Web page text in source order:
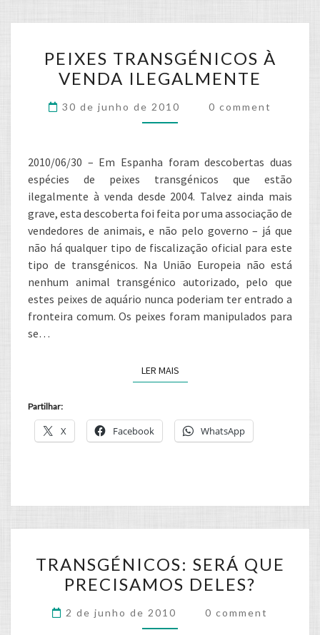
TRANSGÉNICOS
À
VENDA
ILEGALMENTE
PEIXES TRANSGÉNICOS À
VENDA ILEGALMENTE
30 de junho de 2010 Comments
0 comment
2010/06/30 – Em Espanha foram descobertas duas
espécies de peixes transgénicos que estão
ilegalmente à venda desde 2004. Talvez ainda mais
grave, esta descoberta foi feita por uma associação de
vendedores de animais, e não pelo governo – já que
não há qualquer tipo de fiscalização oficial para este
tipo de transgénicos. Na União Europeia não está
nenhum animal transgénico autorizado, pelo que
estes peixes de aquário nunca poderiam ter entrado a
fronteira comum. Os peixes foram manipulados para
se…
LER MAISLER MAIS
Partilhar:
X Facebook WhatsApp
SERÁ
QUE
PRECISAMOS
DELES?
TRANSGÉNICOS: SERÁ QUE
PRECISAMOS DELES?
2 de junho de 2010 Comments
0 comment